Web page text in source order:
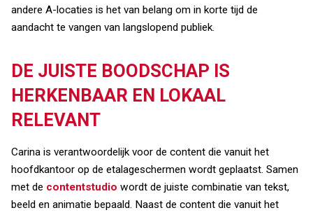
andere A-locaties is het van belang om in korte tijd de
aandacht te vangen van langslopend publiek.
DE JUISTE BOODSCHAP IS
HERKENBAAR EN LOKAAL
RELEVANT
Carina is verantwoordelijk voor de content die vanuit het
hoofdkantoor op de etalageschermen wordt geplaatst. Samen
met de contentstudio wordt de juiste combinatie van tekst,
beeld en animatie bepaald. Naast de content die vanuit het